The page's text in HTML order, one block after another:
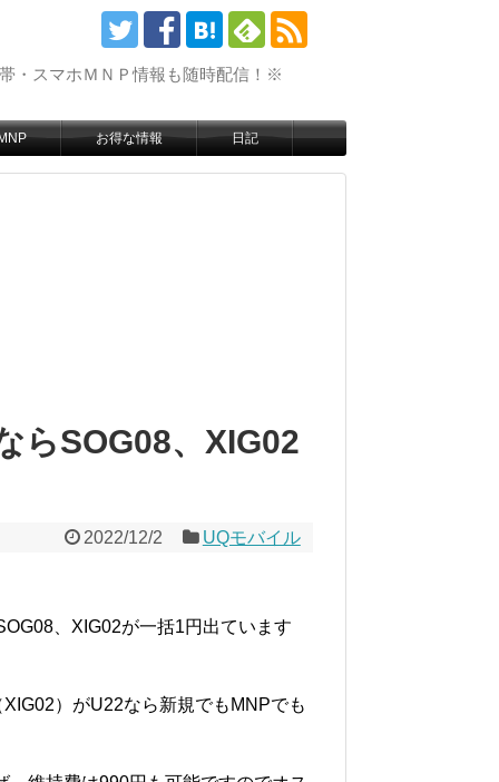
・スマホＭＮＰ情報も随時配信！※
お得な情報 日記
らSOG08、XIG02
2022/12/2 UQモバイル
、XIG02が一括1円出ています
）がU22なら新規でもMNPでも